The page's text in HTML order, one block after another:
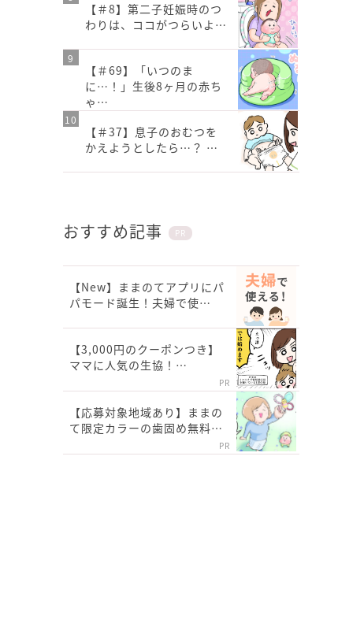
【＃8】第二子妊娠時のつ
わりは、ココがつらいよ…
【＃69】「いつのま
に…！」生後8ヶ月の赤ち
ゃ…
【＃37】息子のおむつを
かえようとしたら…？ …
おすすめ記事 PR
【New】ままのてアプリにパ
パモード誕生！夫婦で使…
【3,000円のクーポンつき】
ママに人気の生協！…
PR
【応募対象地域あり】ままの
て限定カラーの歯固め無料…
PR